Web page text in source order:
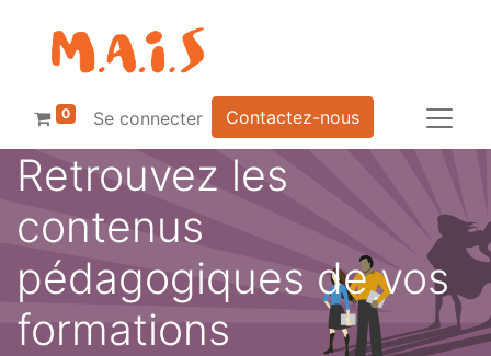
0 Se connecter Contactez-nous
Retrouvez les
contenus
pédagogiques de vos
formations